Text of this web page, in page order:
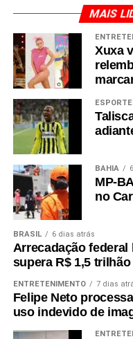
MAIS
Xuxa
BAHIA
MP-
no
BRASIL 6 dias atrás
Arrecadação federal
supera R$ 1,5
ENTRETENIMENTO 7 dias
Felipe Neto
uso indevido de